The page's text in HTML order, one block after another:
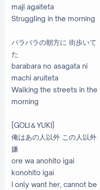
maji agaiteta
Struggling in the morning
バラバラの朝方に 街歩いて
た
barabara no asagata ni
machi aruiteta
Walking the streets in the
morning
[GOLI＆YUKI]
俺はあの人以外 この人以外
嫌
ore wa anohito igai
konohito igai
I only want her, cannot be